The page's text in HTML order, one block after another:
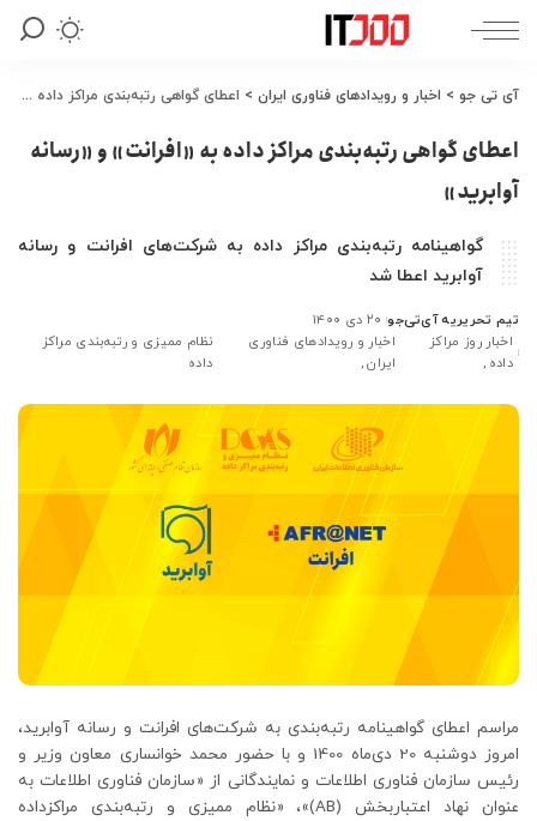
آی تی جو > اخبار و رویدادهای فناوری ایران > اعطای گواهی رتبه‌بندی مراکز داده به «افرانت» و «رسانه آوابرید»
اعطای گواهی رتبه‌بندی مراکز داده به «افرانت» و «رسانه
آوابرید»
گواهینامه رتبه‌بندی مراکز داده به شرکت‌های افرانت و رسانه
آوابرید اعطا شد
ارسال
شده
توسط
تیم تحریریه آی‌تی‌جو ۲۰ دی ۱۴۰۰
اخبار روز مراکز
داده
اخبار و رویدادهای فناوری
ایران
نظام ممیزی و رتبه‌بندی مراکز
داده
مراسم اعطای گواهینامه رتبه‌بندی به شرکت‌های افرانت و رسانه آوابرید،
امروز دوشنبه 20 دی‌ماه 1400 و با حضور محمد خوانساری معاون وزیر و
رئیس سازمان فناوری اطلاعات و نمایندگانی از «سازمان فناوری اطلاعات به
عنوان نهاد اعتباربخش (AB)»، «نظام ممیزی و رتبه‌بندی مراکزداده